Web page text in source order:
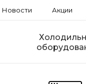
Новости Акции